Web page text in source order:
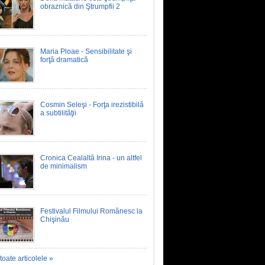
obraznică din Ştrumpfii 2
Maria Ploae - Sensibilitate şi
forţă dramatică
Cosmin Seleşi - Forţa irezistibilă
a subtilităţii
Cronica Cealaltă Irina - un altfel
de minimalism
Festivalul Filmului Românesc la
Chişinău
articolele »